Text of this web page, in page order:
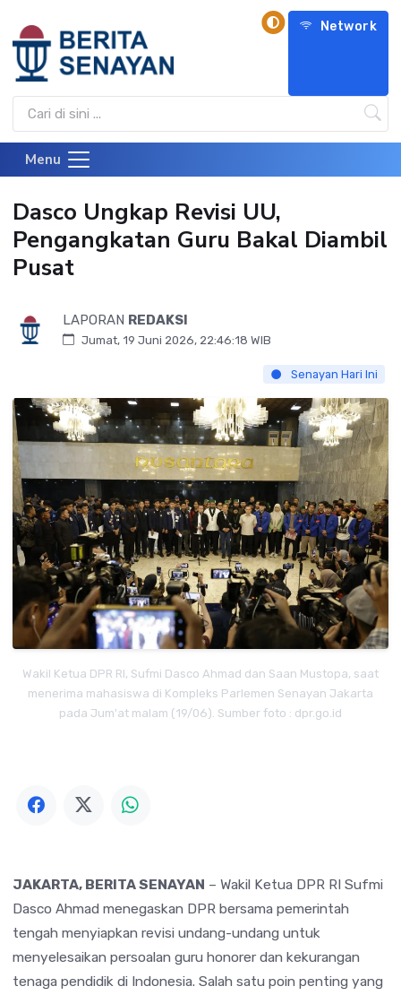
Network
Menu
Dasco Ungkap Revisi UU,
Pengangkatan Guru Bakal Diambil
Pusat
LAPORAN REDAKSI
Jumat, 19 Juni 2026, 22:46:18 WIB
Senayan Hari Ini
Wakil Ketua DPR RI, Sufmi Dasco Ahmad dan Saan Mustopa, saat
menerima mahasiswa di Kompleks Parlemen Senayan Jakarta
pada Jum'at malam (19/06). Sumber foto : dpr.go.id
JAKARTA, BERITA SENAYAN – Wakil Ketua DPR RI Sufmi
Dasco Ahmad menegaskan DPR bersama pemerintah
tengah menyiapkan revisi undang-undang untuk
menyelesaikan persoalan guru honorer dan kekurangan
tenaga pendidik di Indonesia. Salah satu poin penting yang